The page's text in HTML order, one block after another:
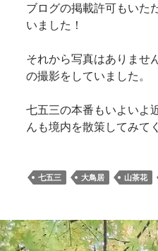
ブログの掲載許可もいた
いました！
それから写真はありませ
の撮影をしていました。
七五三の本番もいよいよ
んも境内を散策してみて
七五三 大鳥居 山茶花